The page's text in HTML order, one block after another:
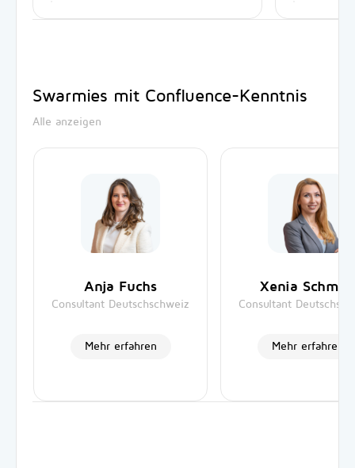
Swarmies mit Confluence-Kenntnis
Alle anzeigen
Anja Fuchs
Consultant Deutschschweiz
Mehr erfahren
Xenia Schmidt
Consultant
Mehr erfahren